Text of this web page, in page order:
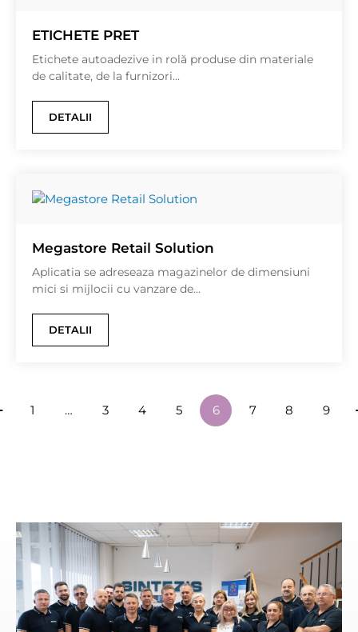
ETICHETE PRET
Etichete autoadezive in rolă produse din materiale
de calitate, de la furnizori...
DETALII
Megastore Retail Solution
Aplicatia se adreseaza magazinelor de dimensiuni
mici si mijlocii cu vanzare de...
DETALII
1 … 3 4 5 6 7 8 9